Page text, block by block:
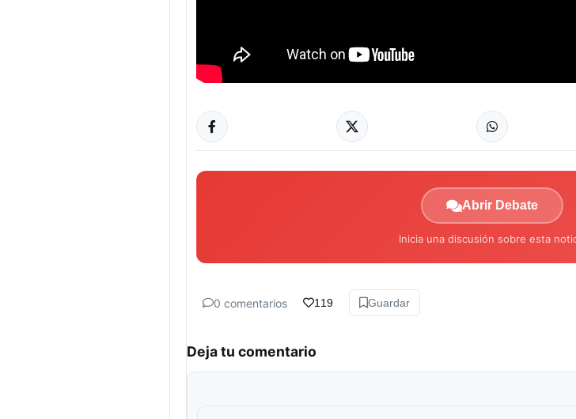
Abrir Debate
Inicia una discusión sobre esta
0 comentarios 119 Guardar
Deja tu comentario